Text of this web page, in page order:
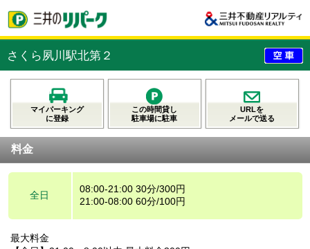
さくら夙川駅北第２
マイパーキング
に登録
この時間貸し
駐車場に駐車
URLを
メールで送る
料金
全日
08:00-21:00 30分/300円
21:00-08:00 60分/100円
最大料金